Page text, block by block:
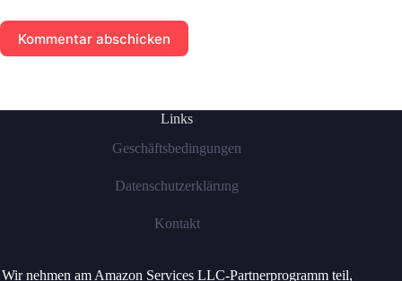
Kommentar abschicken
Links
Geschäftsbedingungen
Datenschutzerklärung
Kontakt
Wir nehmen am Amazon Services LLC-Partnerprogramm teil,